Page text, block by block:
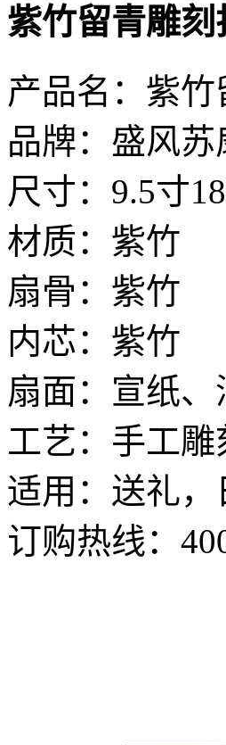
紫竹留青雕
产品名：紫
品牌：盛风苏
尺寸：9.5寸
材质：紫竹
扇骨：紫竹
内芯：紫竹
扇面：宣纸、
工艺：手工雕
适用：送礼
订购热线：